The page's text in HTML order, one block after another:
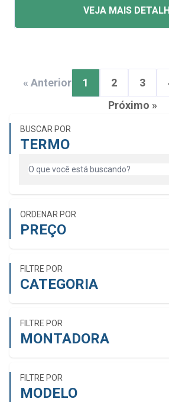
BUSCAR POR
TERMO
ORDENAR POR
PREÇO
FILTRE POR
CATEGORIA
FILTRE POR
MONTADORA
FILTRE POR
MODELO
VEJA MAIS
« Anterior 1 2 3
Próximo »